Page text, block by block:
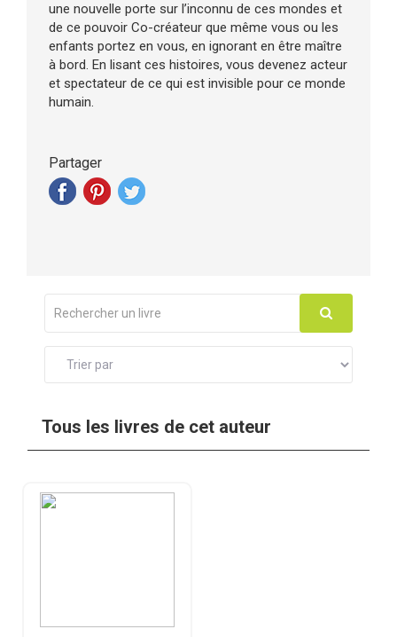
une nouvelle porte sur l’inconnu de ces mondes et
de ce pouvoir Co-créateur que même vous ou les
enfants portez en vous, en ignorant en être maître
à bord. En lisant ces histoires, vous devenez acteur
et spectateur de ce qui est invisible pour ce monde
humain.
Partager
Tous les livres de cet auteur